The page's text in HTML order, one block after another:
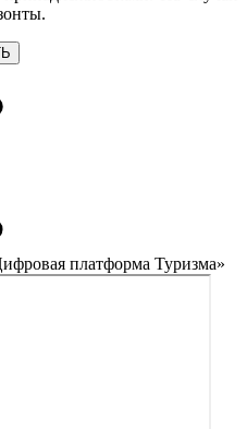
платформа Туризма»